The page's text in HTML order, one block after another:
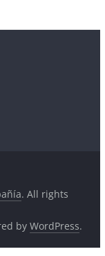
. All rights
by WordPress